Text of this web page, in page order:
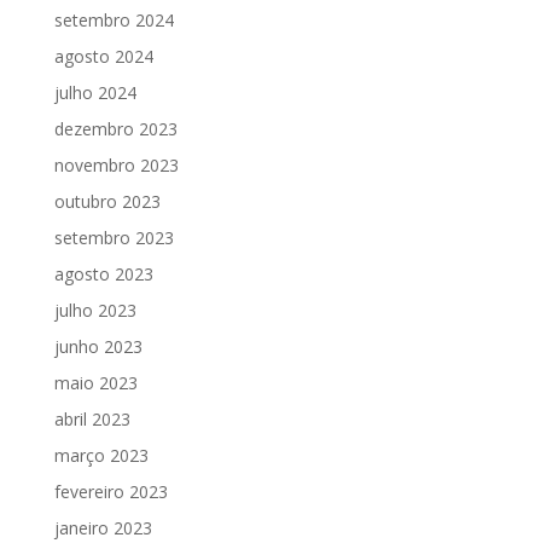
setembro 2024
agosto 2024
julho 2024
dezembro 2023
novembro 2023
outubro 2023
setembro 2023
agosto 2023
julho 2023
junho 2023
maio 2023
abril 2023
março 2023
fevereiro 2023
janeiro 2023